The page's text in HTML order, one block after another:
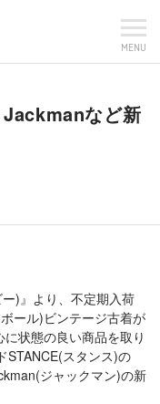
MENU
など新
)』より、不定期入荷
ール)ビンテージ古着が
状態の良い商品を取り
STANCE(スタンス)の
ジャックマン)の新